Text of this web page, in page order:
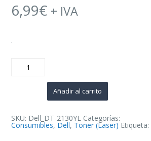
6,99€ + IVA
.
2130/2135
Añadir al carrito
SKU: Dell_DT-2130YL Categorías:
Consumibles, Dell, Toner (Laser) Etiqueta: